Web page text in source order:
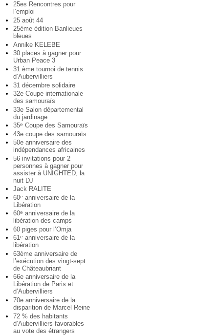
25es Rencontres pour
l’emploi
25 août 44
25ème édition Banlieues
bleues
Annike KELEBE
30 places à gagner pour
Urban Peace 3
31 ème tournoi de tennis
d’Aubervilliers
31 décembre solidaire
32e Coupe internationale
des samouraïs
33e Salon départemental
du jardinage
35e Coupe des Samouraïs
43e coupe des samouraïs
50e anniversaire des
indépendances africaines
56 invitations pour 2
personnes à gagner pour
assister à UNIGHTED, la
nuit DJ
Jack RALITE
60e anniversaire de la
Libération
60e anniversaire de la
libération des camps
60 piges pour l’Omja
61e anniversaire de la
libération
63ème anniversaire de
l’exécution des vingt-sept
de Châteaubriant
66e anniversaire de la
Libération de Paris et
d’Aubervilliers
70e anniversaire de la
disparition de Marcel Reine
72 % des habitants
d’Aubervilliers favorables
au vote des étrangers